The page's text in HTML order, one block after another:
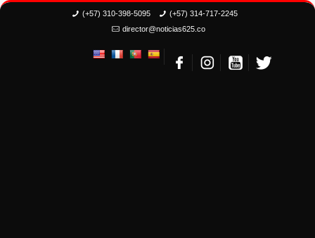
(+57) 310-398-5095
(+57) 314-717-2245
director@noticias625.co